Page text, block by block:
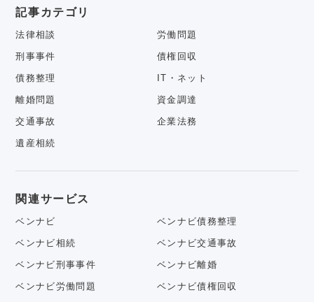
記事カテゴリ
法律相談 労働問題
刑事事件 債権回収
債務整理 IT・ネット
離婚問題 資金調達
交通事故 企業法務
遺産相続
関連サービス
ベンナビ ベンナビ債務整理
ベンナビ相続 ベンナビ交通事故
ベンナビ刑事事件 ベンナビ離婚
ベンナビ労働問題 ベンナビ債権回収